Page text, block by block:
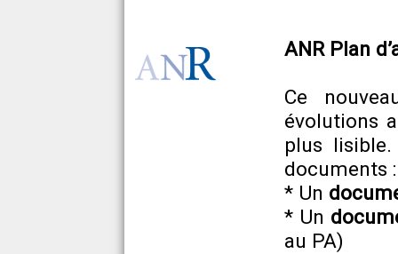
ANR Plan
Ce
évolutions
plus
documents :
* Un
* Un
au PA)